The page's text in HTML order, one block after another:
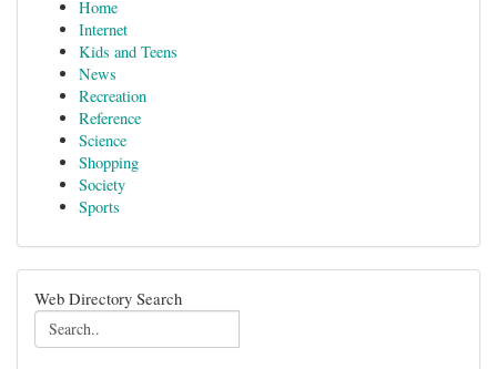
Home
Internet
Kids and Teens
News
Recreation
Reference
Science
Shopping
Society
Sports
Web Directory Search